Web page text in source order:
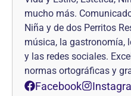
mucho más.
Niña y de dos Perritos
música, la gastronomía,
y las redes sociales.
normas ortográficas y
Facebook